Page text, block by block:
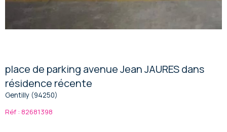
place de parking avenue Jean JAURES dans
résidence récente
Gentilly (94250)
Réf : 82681398